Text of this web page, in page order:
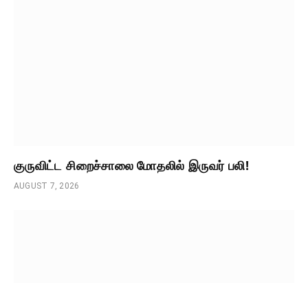
குருவிட்ட சிறைச்சாலை மோதலில் இருவர் பலி!
AUGUST 7, 2026